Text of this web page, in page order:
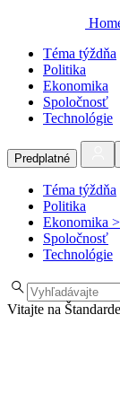
Téma týždňa
Politika
Ekonomika
Spoločnosť
Technológie
Predplatné
Téma týždňa
Politika
Ekonomika >
Spoločnosť
Technológie
Vitajte na Štandarde